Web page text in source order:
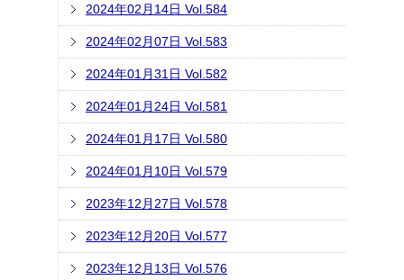
2024年02月14日 Vol.584
2024年02月07日 Vol.583
2024年01月31日 Vol.582
2024年01月24日 Vol.581
2024年01月17日 Vol.580
2024年01月10日 Vol.579
2023年12月27日 Vol.578
2023年12月20日 Vol.577
2023年12月13日 Vol.576